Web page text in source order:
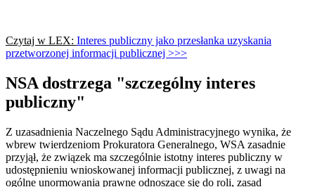
Czytaj w LEX: Interes publiczny jako przesłanka uzyskania
przetworzonej informacji publicznej >>>
NSA dostrzega "szczególny interes
publiczny"
Z uzasadnienia Naczelnego Sądu Administracyjnego wynika, że
wbrew twierdzeniom Prokuratora Generalnego, WSA zasadnie
przyjął, że związek ma szczególnie istotny interes publiczny w
udostępnieniu wnioskowanej informacji publicznej, z uwagi na
ogólne unormowania prawne odnoszące się do roli, zasad